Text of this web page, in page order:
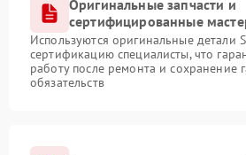
Оригинальные запчасти и
сертифицированные
Используются оригинальные детали
сертификацию специалисты, что
работу после ремонта и сохранение
обязательств